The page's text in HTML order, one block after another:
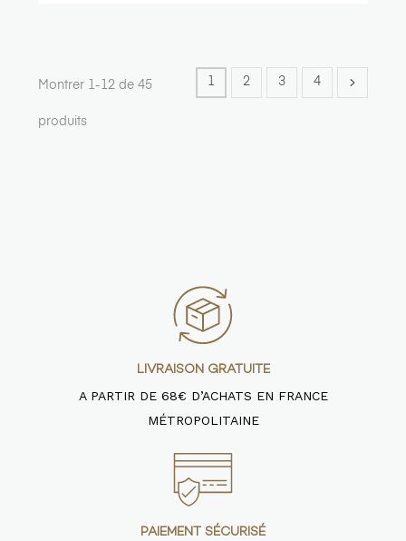
Montrer 1-12 de 45
produits
1 2 3 4
LIVRAISON GRATUITE
A PARTIR DE 68€ D’ACHATS EN FRANCE
MÉTROPOLITAINE
PAIEMENT SÉCURISÉ